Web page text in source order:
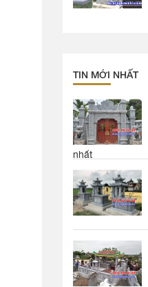
TIN MỚI NHẤT
nhất